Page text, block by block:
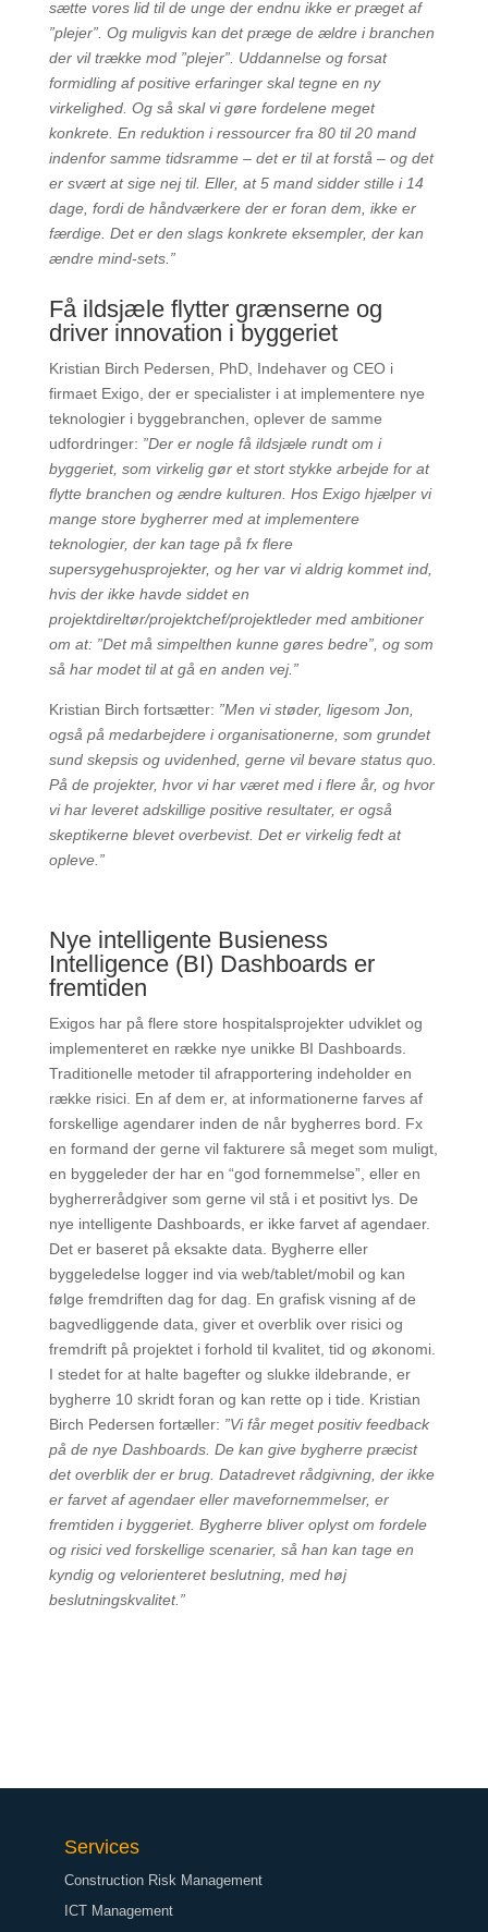
sætte vores lid til de unge der endnu ikke er præget af
”plejer”. Og muligvis kan det præge de ældre i branchen
der vil trække mod ”plejer”. Uddannelse og forsat
formidling af positive erfaringer skal tegne en ny
virkelighed. Og så skal vi gøre fordelene meget
konkrete. En reduktion i ressourcer fra 80 til 20 mand
indenfor samme tidsramme – det er til at forstå – og det
er svært at sige nej til. Eller, at 5 mand sidder stille i 14
dage, fordi de håndværkere der er foran dem, ikke er
færdige. Det er den slags konkrete eksempler, der kan
ændre mind-sets.”
Få ildsjæle flytter grænserne og
driver innovation i byggeriet
Kristian Birch Pedersen, PhD, Indehaver og CEO i
firmaet Exigo, der er specialister i at implementere nye
teknologier i byggebranchen, oplever de samme
udfordringer: ”Der er nogle få ildsjæle rundt om i
byggeriet, som virkelig gør et stort stykke arbejde for at
flytte branchen og ændre kulturen. Hos Exigo hjælper vi
mange store bygherrer med at implementere
teknologier, der kan tage på fx flere
supersygehusprojekter, og her var vi aldrig kommet ind,
hvis der ikke havde siddet en
projektdireltør/projektchef/projektleder med ambitioner
om at: ”Det må simpelthen kunne gøres bedre”, og som
så har modet til at gå en anden vej.”
Kristian Birch fortsætter: ”Men vi støder, ligesom Jon,
også på medarbejdere i organisationerne, som grundet
sund skepsis og uvidenhed, gerne vil bevare status quo.
På de projekter, hvor vi har været med i flere år, og hvor
vi har leveret adskillige positive resultater, er også
skeptikerne blevet overbevist. Det er virkelig fedt at
opleve.”
Nye intelligente Busieness
Intelligence (BI) Dashboards er
fremtiden
Exigos har på flere store hospitalsprojekter udviklet og
implementeret en række nye unikke BI Dashboards.
Traditionelle metoder til afrapportering indeholder en
række risici. En af dem er, at informationerne farves af
forskellige agendarer inden de når bygherres bord. Fx
en formand der gerne vil fakturere så meget som muligt,
en byggeleder der har en “god fornemmelse”, eller en
bygherrerådgiver som gerne vil stå i et positivt lys. De
nye intelligente Dashboards, er ikke farvet af agendaer.
Det er baseret på eksakte data. Bygherre eller
byggeledelse logger ind via web/tablet/mobil og kan
følge fremdriften dag for dag. En grafisk visning af de
bagvedliggende data, giver et overblik over risici og
fremdrift på projektet i forhold til kvalitet, tid og økonomi.
I stedet for at halte bagefter og slukke ildebrande, er
bygherre 10 skridt foran og kan rette op i tide. Kristian
Birch Pedersen fortæller: ”Vi får meget positiv feedback
på de nye Dashboards. De kan give bygherre præcist
det overblik der er brug. Datadrevet rådgivning, der ikke
er farvet af agendaer eller mavefornemmelser, er
fremtiden i byggeriet. Bygherre bliver oplyst om fordele
og risici ved forskellige scenarier, så han kan tage en
kyndig og velorienteret beslutning, med høj
beslutningskvalitet.”
Services
Construction Risk Management
ICT Management